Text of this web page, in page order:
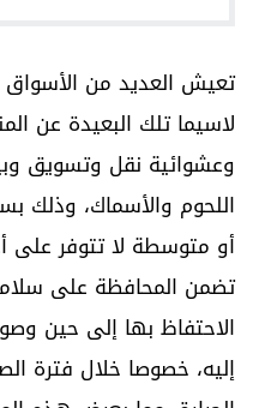
تعيش العديد من الأسواق
لاسيما تلك البعيدة عن
وعشوائية نقل وتسويق
اللحوم والأسماك، وذلك
أو متوسطة لا تتوفر على
تضمن المحافظة على
الاحتفاظ بها إلى حين
إليه، خصوصا خلال فترة